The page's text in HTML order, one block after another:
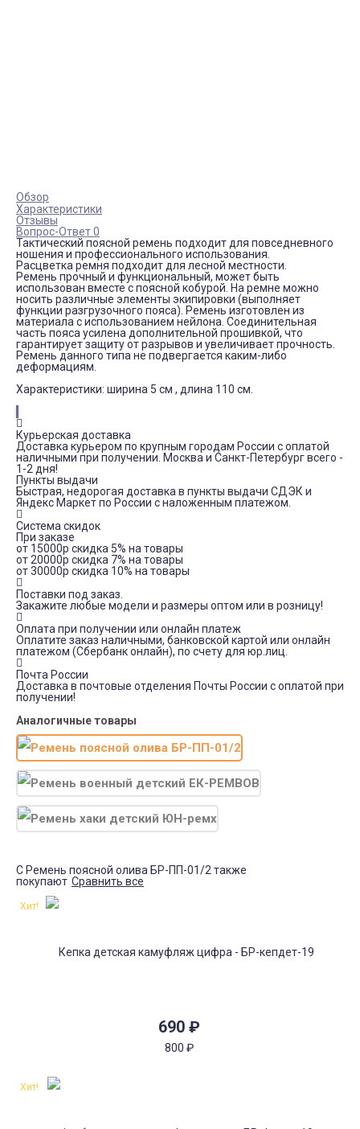
Обзор
Характеристики
Отзывы
Вопрос-Ответ 0
Тактический поясной ремень подходит для повседневного
ношения и профессионального использования.
Расцветка ремня подходит для лесной местности.
Ремень прочный и функциональный, может быть
использован вместе с поясной кобурой. На ремне можно
носить различные элементы экипировки (выполняет
функции разгрузочного пояса). Ремень изготовлен из
материала с использованием нейлона. Соединительная
часть пояса усилена дополнительной прошивкой, что
гарантирует защиту от разрывов и увеличивает прочность.
Ремень данного типа не подвергается каким-либо
деформациям.
Характеристики: ширина 5 см , длина 110 см.
Курьерская доставка
Доставка курьером по крупным городам России с оплатой
наличными при получении. Москва и Санкт-Петербург всего -
1-2 дня!
Пункты выдачи
Быстрая, недорогая доставка в пункты выдачи СДЭК и
Яндекс Маркет по России с наложенным платежом.
Система скидок
При заказе
от 15000р скидка 5% на товары
от 20000р скидка 7% на товары
от 30000р скидка 10% на товары
Поставки под заказ.
Закажите любые модели и размеры оптом или в розницу!
Оплата при получении или онлайн платеж
Оплатите заказ наличными, банковской картой или онлайн
платежом (Сбербанк онлайн), по счету для юр.лиц.
Почта России
Доставка в почтовые отделения Почты России с оплатой при
получении!
Аналогичные товары
С Ремень поясной олива БР-ПП-01/2 также
покупают Сравнить все
690 ₽
800 ₽
Хит!
Хит!